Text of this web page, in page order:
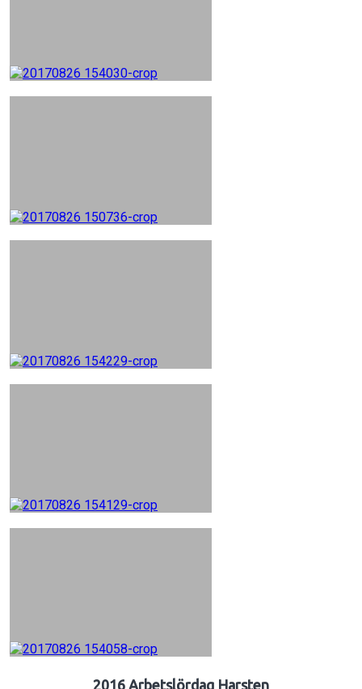
2016 Arbetslördag Harsten